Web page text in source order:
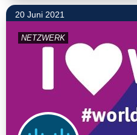
20 Juni 2021
NETZWERK